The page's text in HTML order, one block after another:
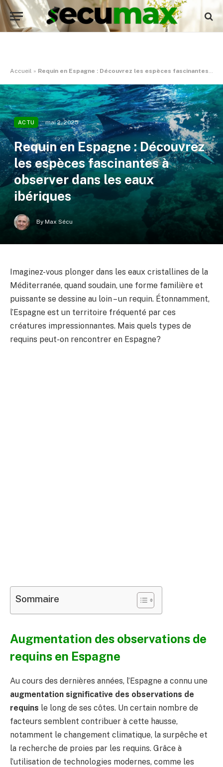
Accueil » Requin en Espagne : Découvrez les espèces fascinantes à observer dans les eaux ibériques
ACTU mai 2, 2025
Requin en Espagne : Découvrez
les espèces fascinantes à
observer dans les eaux
ibériques
By Max Sécu
Imaginez-vous plonger dans les eaux cristallines de la
Méditerranée, quand soudain, une forme familière et
puissante se dessine au loin – un requin. Étonnamment,
l’Espagne est un territoire fréquenté par ces
créatures impressionnantes. Mais quels types de
requins peut-on rencontrer en Espagne?
Sommaire
Augmentation des observations de
requins en Espagne
Au cours des dernières années, l’Espagne a connu une
augmentation significative des observations de
requins le long de ses côtes. Un certain nombre de
facteurs semblent contribuer à cette hausse,
notamment le changement climatique, la surpêche et
la recherche de proies par les requins. Grâce à
l’utilisation de technologies modernes, comme les